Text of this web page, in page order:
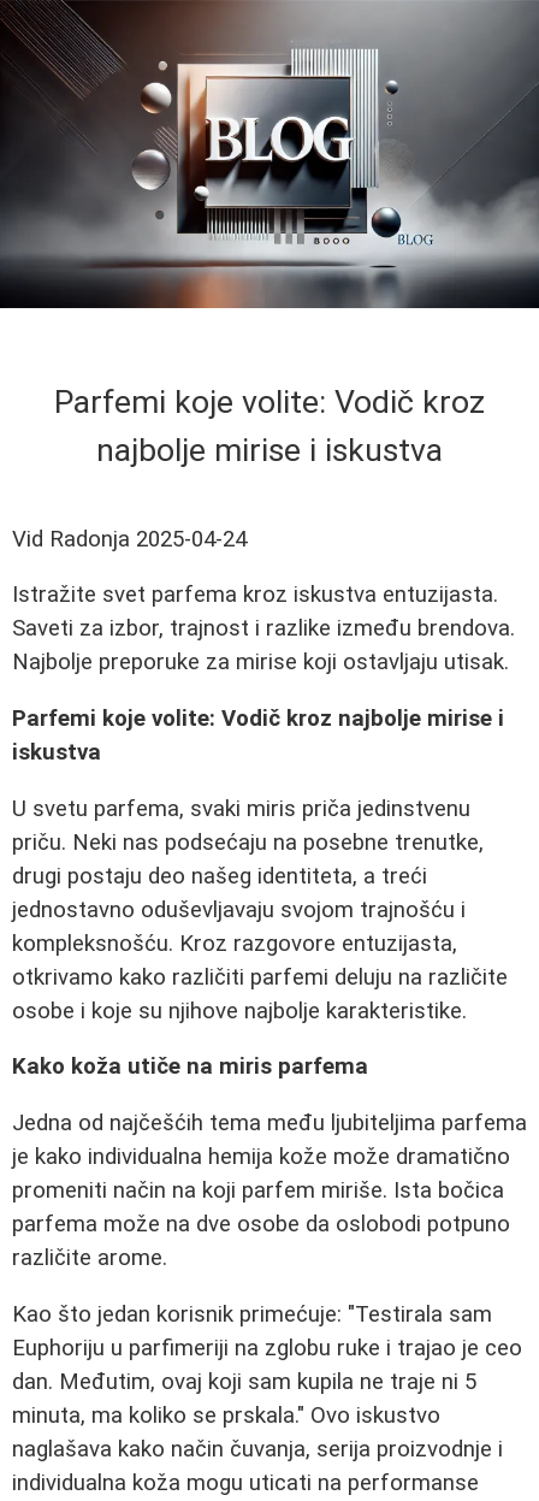
Parfemi koje volite: Vodič kroz
najbolje mirise i iskustva
Vid Radonja 2025-04-24
Istražite svet parfema kroz iskustva entuzijasta.
Saveti za izbor, trajnost i razlike između brendova.
Najbolje preporuke za mirise koji ostavljaju utisak.
Parfemi koje volite: Vodič kroz najbolje mirise i
iskustva
U svetu parfema, svaki miris priča jedinstvenu
priču. Neki nas podsećaju na posebne trenutke,
drugi postaju deo našeg identiteta, a treći
jednostavno oduševljavaju svojom trajnošću i
kompleksnošću. Kroz razgovore entuzijasta,
otkrivamo kako različiti parfemi deluju na različite
osobe i koje su njihove najbolje karakteristike.
Kako koža utiče na miris parfema
Jedna od najčešćih tema među ljubiteljima parfema
je kako individualna hemija kože može dramatično
promeniti način na koji parfem miriše. Ista bočica
parfema može na dve osobe da oslobodi potpuno
različite arome.
Kao što jedan korisnik primećuje: "Testirala sam
Euphoriju u parfimeriji na zglobu ruke i trajao je ceo
dan. Međutim, ovaj koji sam kupila ne traje ni 5
minuta, ma koliko se prskala." Ovo iskustvo
naglašava kako način čuvanja, serija proizvodnje i
individualna koža mogu uticati na performanse